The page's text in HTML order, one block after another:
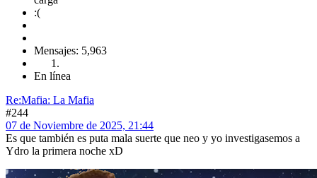
Mensajes: 5,963
En línea
Re:Mafia: La Mafia
#244
07 de Noviembre de 2025, 21:44
Es que también es puta mala suerte que neo y yo investigasemos a
Ydro la primera noche xD